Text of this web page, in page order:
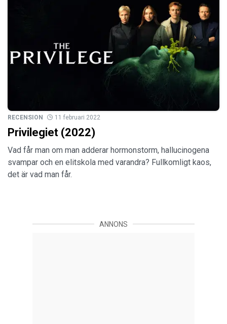
RECENSION 11 februari 2022
Privilegiet (2022)
Vad får man om man adderar hormonstorm, hallucinogena
svampar och en elitskola med varandra? Fullkomligt kaos,
det är vad man får.
ANNONS